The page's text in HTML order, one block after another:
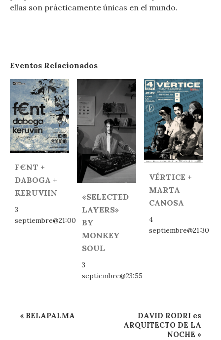
ellas son prácticamente únicas en el mundo.
Eventos Relacionados
F€NT +
DABOGA +
KERUVIIN
3
septiembre@21:00
«SELECTED
LAYERS»
BY
MONKEY
SOUL
3
septiembre@23:55
VÉRTICE +
MARTA
CANOSA
4
septiembre@21:30
Navegación
« BELAPALMA
DAVID RODRI es
ARQUITECTO DE LA
NOCHE »